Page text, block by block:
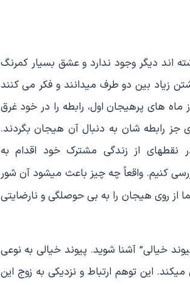
اند دیگر وجود ندارد و عشق بسیار کمرنگ
زیاد بین دو طرف میدانند و فکر می کنند
ماه های پرهیجان اول، رابطه را در خود غرق
جز رابطه شان به دنبال آن هیجان بگردند.
کنیم. واقعاً چه چیز باعث میشود آن شور
از روی هیجان را به بی حوصلگی و نارضایتی
خیالی” آشنا شوید. پیوند خیالی به نوعی
این توهم ارتباط و نزدیکی به زوج این